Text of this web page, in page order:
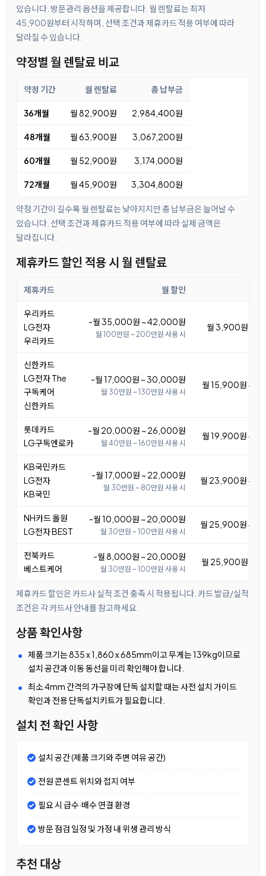
있습니다. 방문관리 옵션을 제공합니다. 월 렌탈료는 최저
45,900원부터 시작하며, 선택 조건과 제휴카드 적용 여부에 따라
달라질 수 있습니다.
약정별 월 렌탈료 비교
약정 기간 월 렌탈료 총 납부금
36개월 월 82,900원 2,984,400원
48개월 월 63,900원 3,067,200원
60개월 월 52,900원 3,174,000원
72개월 월 45,900원 3,304,800원
약정 기간이 길수록 월 렌탈료는 낮아지지만 총 납부금은 늘어날 수
있습니다. 선택 조건과 제휴카드 적용 여부에 따라 실제 금액은
달라집니다.
제휴카드 할인 적용 시 월 렌탈료
제휴카드 월 할인
우리카드
LG전자
우리카드
-월 35,000원 ~ 42,000원
월 100만원 ~ 200만원 사용 시
월 3,900원 ~
신한카드
LG전자 The
구독케어
신한카드
-월 17,000원 ~ 30,000원
월 30만원 ~ 130만원 사용 시
월 15,900원 ~
롯데카드
LG구독엔로카
-월 20,000원 ~ 26,000원
월 40만원 ~ 160만원 사용 시
월 19,900원 ~
KB국민카드
LG전자
KB국민
-월 17,000원 ~ 22,000원
월 30만원 ~ 80만원 사용 시
월 23,900원 ~
NH카드 올원
LG전자 BEST
-월 10,000원 ~ 20,000원
월 30만원 ~ 100만원 사용 시
월 25,900원 ~
전북카드
베스트케어
-월 8,000원 ~ 20,000원
월 30만원 ~ 100만원 사용 시
월 25,900원 ~
제휴카드 할인은 카드사 실적 조건 충족 시 적용됩니다. 카드 발급/실적
조건은 각 카드사 안내를 참고하세요.
상품 확인사항
제품 크기는 835 x 1,860 x 685mm이고 무게는 139kg이므로
설치 공간과 이동 동선을 미리 확인해야 합니다.
최소 4mm 간격의 가구장에 단독 설치할 때는 사전 설치 가이드
확인과 전용 단독설치키트가 필요합니다.
설치 전 확인 사항
설치 공간 (제품 크기와 주변 여유 공간)
전원 콘센트 위치와 접지 여부
필요 시 급수·배수 연결 환경
방문 점검 일정 및 가정 내 위생 관리 방식
추천 대상